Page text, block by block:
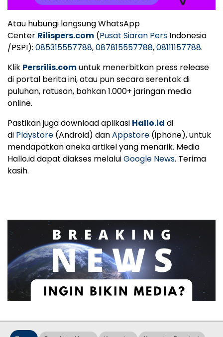
Atau hubungi langsung WhatsApp
Center Rilispers.com (Pusat Siaran Pers Indonesia
/PSPI): 085315557788,087815557788,08111157788.
Klik Persrilis.comuntuk menerbitkan press release
di portal berita ini, atau pun secara serentak di
puluhan, ratusan, bahkan 1.000+ jaringan media
online.
Pastikan juga download aplikasi Hallo.id di
di Playstore (Android) danAppstore (iphone), untuk
mendapatkan aneka artikel yang menarik. Media
Hallo.id dapat diakses melaluiGoogle News. Terima
kasih.